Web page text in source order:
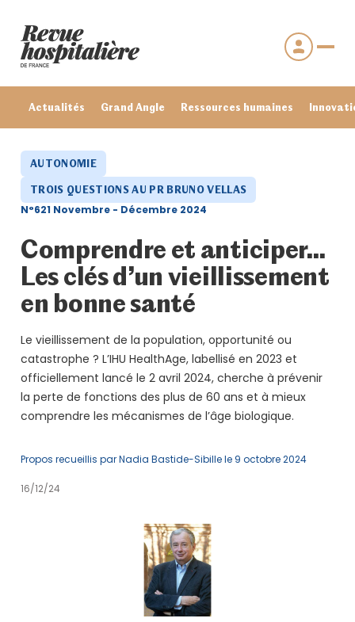
Actualités Grand Angle Ressources humaines
Mot de passe oublié ?
AUTONOMIE
TROIS QUESTIONS AU PR BRUNO VELLAS
N°621 Novembre - Décembre 2024
Comprendre et anticiper…
Les clés d’un vieillissement
en bonne santé
Le vieillissement de la population, opportunité ou
catastrophe ? L’IHU HealthAge, labellisé en 2023 et
officiellement lancé le 2 avril 2024, cherche à prévenir
la perte de fonctions des plus de 60 ans et à mieux
comprendre les mécanismes de l’âge biologique.
Propos recueillis par Nadia Bastide-Sibille le 9 octobre 2024
16/12/24